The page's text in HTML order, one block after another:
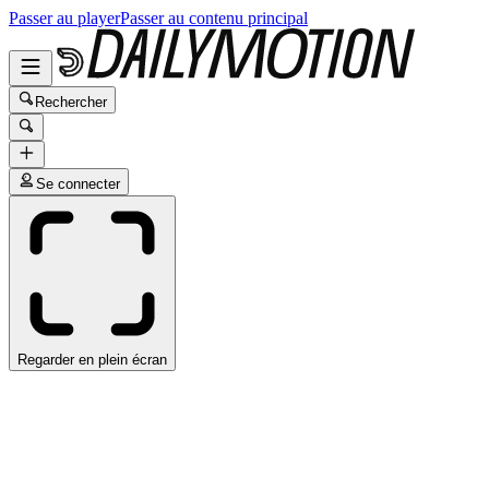
Passer au playerPasser au contenu principal
Rechercher
Se connecter
Regarder en plein écran